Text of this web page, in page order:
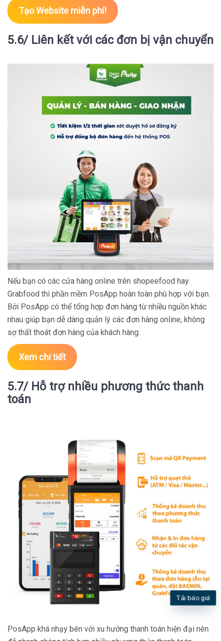
Tạo Website miễn phí!
5.6/ Liên kết với các đơn bị vận chuyển
Nếu bạn có các cửa hàng online trên shopeefood hay
Grabfood thì phần mềm PosApp hoàn toàn phù hợp với bạn.
Bởi PosApp có thể tổng hợp đơn hàng từ nhiều nguồn khác
nhau giúp bạn dễ dàng quản lý các đơn hàng online, không
sợ thất thoát đơn hàng của khách hàng.
Xem chi tiết
5.7/ Hỗ trợ nhiều phương thức thanh
toán
PosApp khá nhạy bén với xu hướng thanh toán hiện đại nên
Tải báo giá